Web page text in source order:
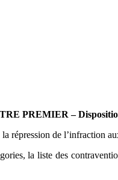
PREMIER –
répression de l’infraction
la liste des